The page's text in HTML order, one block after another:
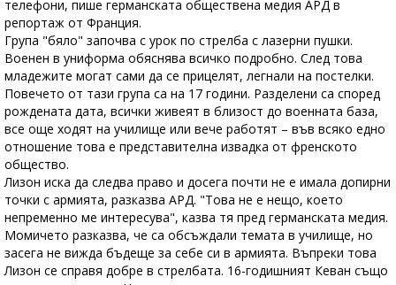
телефони, пише германската обществена медия АРД в
репортаж от Франция.
Група "бяло" започва с урок по стрелба с лазерни пушки.
Военен в униформа обяснява всичко подробно. След това
младежите могат сами да се прицелят, легнали на постелки.
Повечето от тази група са на 17 години. Разделени са според
рождената дата, всички живеят в близост до военната база,
все още ходят на училище или вече работят – във всяко едно
отношение това е представителна извадка от френското
общество.
Лизон иска да следва право и досега почти не е имала допирни
точки с армията, разказва АРД. "Това не е нещо, което
непременно ме интересува", казва тя пред германската медия.
Момичето разказва, че са обсъждали темата в училище, но
засега не вижда бъдеще за себе си в армията. Въпреки това
Лизон се справя добре в стрелбата. 16-годишният Кеван също